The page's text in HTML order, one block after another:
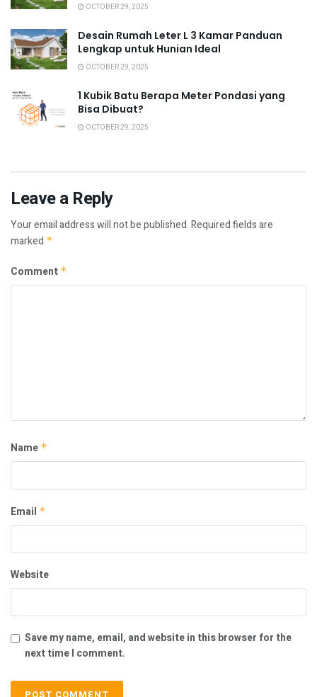
OCTOBER 29, 2025
Desain Rumah Leter L 3 Kamar Panduan
Lengkap untuk Hunian Ideal
OCTOBER 29, 2025
1 Kubik Batu Berapa Meter Pondasi yang
Bisa Dibuat?
OCTOBER 29, 2025
Leave a Reply
Your email address will not be published.Required fields are
marked *
Comment *
Name *
Email *
Website
Save my name, email, and website in this browser for the
next time I comment.